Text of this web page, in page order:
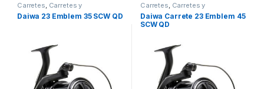
Carretes, Carretes y
Complementos
Daiwa 23 Emblem 35 SCW QD
Carretes, Carretes y
Complementos
Daiwa Carrete 23 Emblem 45
SCW QD